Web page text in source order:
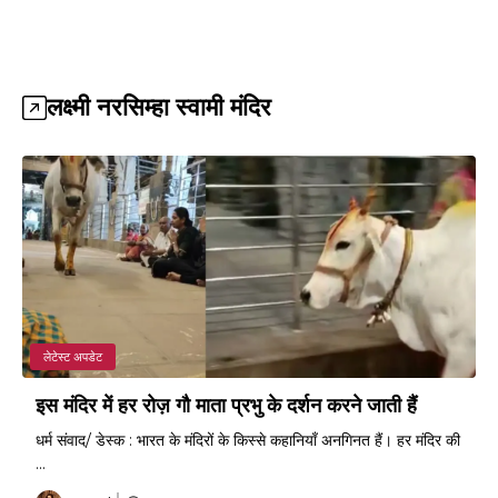
लक्ष्मी नरसिम्हा स्वामी मंदिर
लेटेस्ट अपडेट
इस मंदिर में हर रोज़ गौ माता प्रभु के दर्शन करने जाती हैं
धर्म संवाद/ डेस्क : भारत के मंदिरों के किस्से कहानियाँ अनगिनत हैं। हर मंदिर की
...